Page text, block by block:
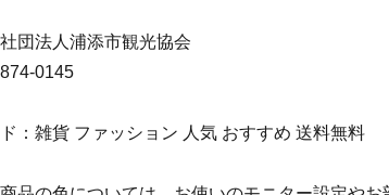
団法人浦添市観光協会
0145
：雑貨 ファッション 人気 おすすめ 送料無料